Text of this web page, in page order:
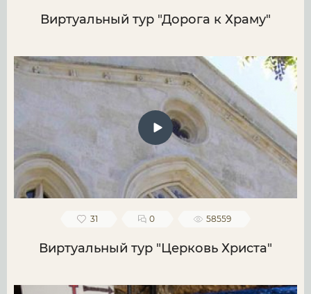
Виртуальный тур "Дорога к Храму"
31 0 58559
Виртуальный тур "Церковь Христа"